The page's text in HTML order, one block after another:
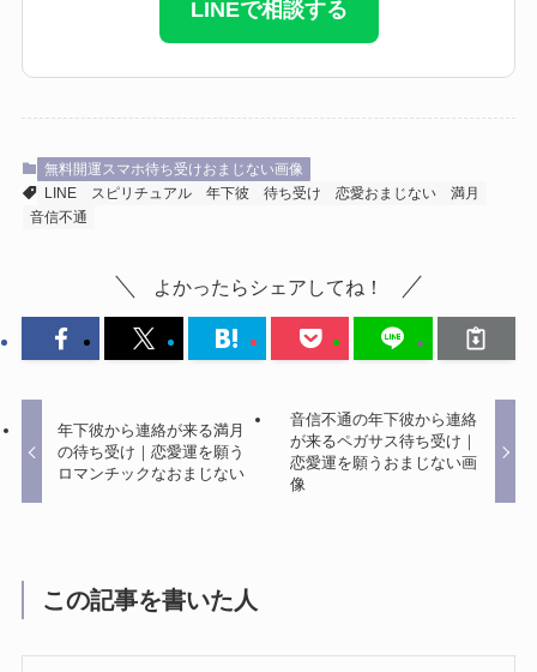
LINEで相談する
無料開運スマホ待ち受けおまじない画像
LINE
スピリチュアル 年下彼 待ち受け 恋愛おまじない
満月
音信不通
よかったらシェアしてね！
年下彼から連絡が来る満月
の待ち受け｜恋愛運を願う
ロマンチックなおまじない
音信不通の年下彼から連絡
が来るペガサス待ち受け｜
恋愛運を願うおまじない画
像
この記事を書いた人